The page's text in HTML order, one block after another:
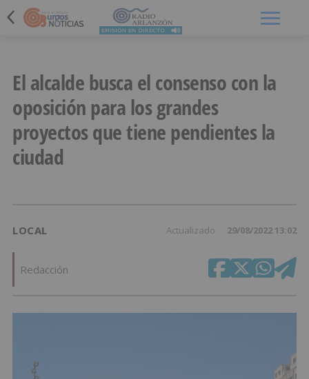
El alcalde busca el consenso con la
oposición para los grandes
proyectos que tiene pendientes la
ciudad
LOCAL Actualizado 29/08/2022 13:02
Redacción